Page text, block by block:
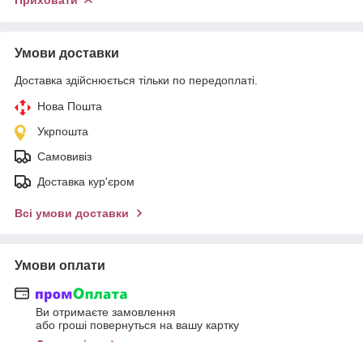
Умови доставки
Доставка здійснюється тільки по передоплаті.
Нова Пошта
Укрпошта
Самовивіз
Доставка кур'єром
Всі умови доставки
Умови оплати
Ви отримаєте замовлення
або гроші повернуться на вашу картку